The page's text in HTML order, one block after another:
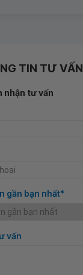
TIN TƯ VẤN
nhận tư vấn
gần bạn nhất*
vấn